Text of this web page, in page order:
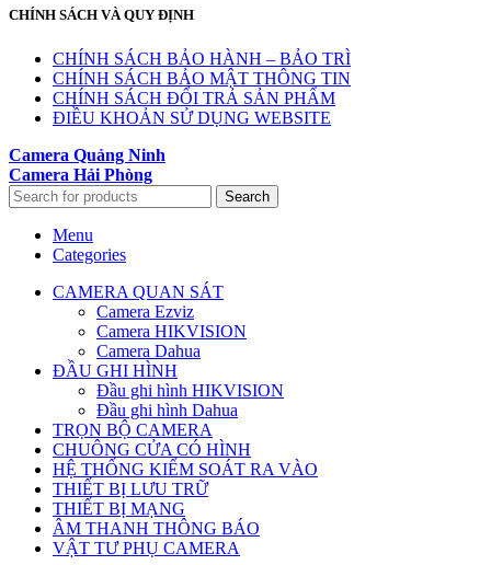
CHÍNH SÁCH VÀ QUY ĐỊNH
CHÍNH SÁCH BẢO HÀNH – BẢO TRÌ
CHÍNH SÁCH BẢO MẬT THÔNG TIN
CHÍNH SÁCH ĐỔI TRẢ SẢN PHẨM
ĐIỀU KHOẢN SỬ DỤNG WEBSITE
Camera Quảng Ninh
Camera Hải Phòng
Search
Menu
Categories
CAMERA QUAN SÁT
Camera Ezviz
Camera HIKVISION
Camera Dahua
ĐẦU GHI HÌNH
Đầu ghi hình HIKVISION
Đầu ghi hình Dahua
TRỌN BỘ CAMERA
CHUÔNG CỬA CÓ HÌNH
HỆ THỐNG KIỂM SOÁT RA VÀO
THIẾT BỊ LƯU TRỮ
THIẾT BỊ MẠNG
ÂM THANH THÔNG BÁO
VẬT TƯ PHỤ CAMERA